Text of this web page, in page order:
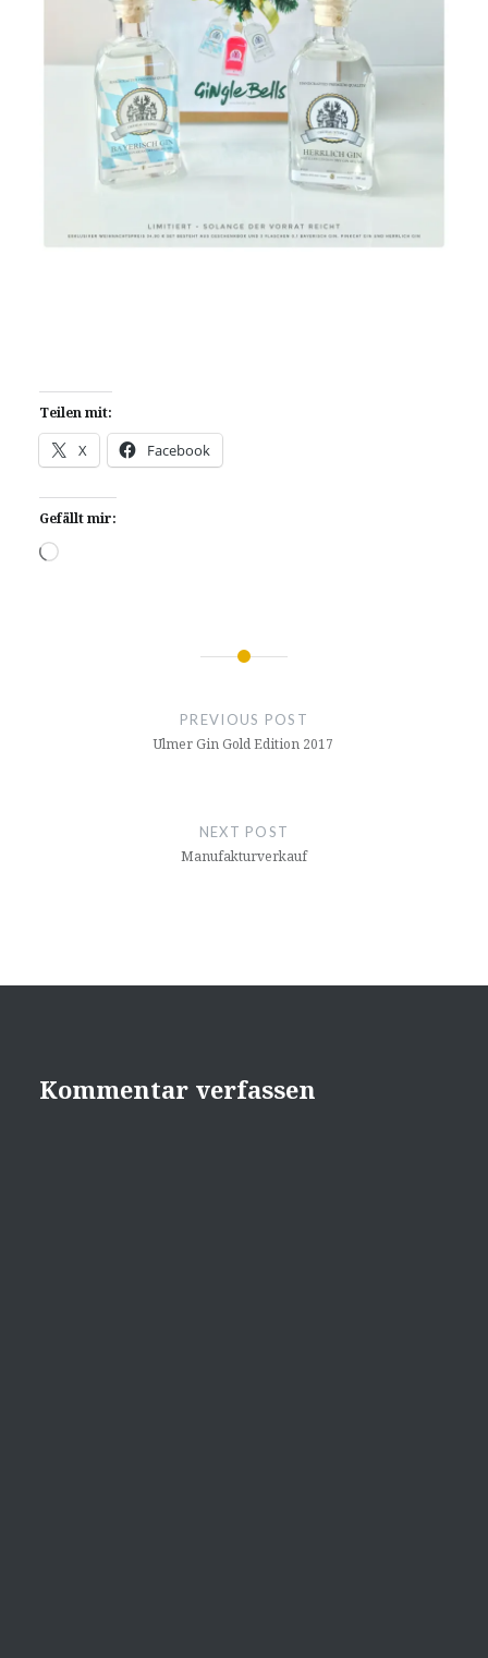
Teilen mit:
X Facebook
Gefällt mir:
Wird
Beitragsnavigation
PREVIOUS POST
Ulmer Gin Gold Edition 2017
NEXT POST
Manufakturverkauf
Kommentar verfassen